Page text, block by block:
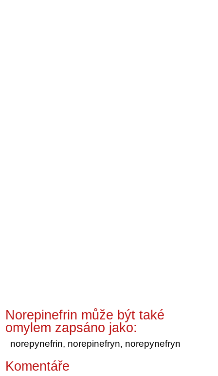
Norepinefrin může být také
omylem zapsáno jako:
norepynefrin, norepinefryn, norepynefryn
Komentáře